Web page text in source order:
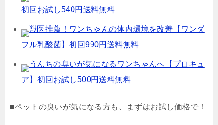
初回お試し540円送料無料
獣医推薦！ワンちゃんの体内環境を改善【ワンダ
フル乳酸菌】初回990円送料無料
うんちの臭いが気になるワンちゃんへ【プロキュ
ア】初回お試し500円送料無料
■ペットの臭いが気になる方も、まずはお試し価格で！